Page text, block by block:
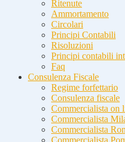
Ritenute
Ammortamento
Circolari
Principi Contabili
Risoluzioni
Principi contabili
Faq
Consulenza Fiscale
Regime forfettario
Consulenza fiscale
Commercialista on
Commercialista
Commercialista
Commercialista